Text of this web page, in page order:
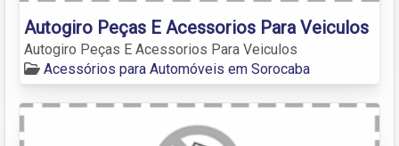
Autogiro Peças E Acessorios Para Veiculos
Autogiro Peças E Acessorios Para Veiculos
Acessórios para Automóveis em Sorocaba